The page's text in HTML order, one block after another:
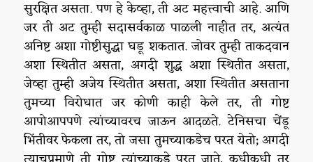
सुरक्षित असता. पण हे केव्हा, ती अट महत्त्वाची आहे. आणि
जर ती अट तुम्ही सदासर्वकाळ पाळली नाहीत तर, अत्यंत
अनिष्ट अशा गोष्टीसुद्धा घडू शकतात. जोवर तुम्ही ताकदवान
अशा स्थितीत असता, अगदी शुद्ध अशा स्थितीत असता,
जेव्हा तुम्ही अजेय स्थितीत असता, अशा स्थितीत असताना
तुमच्या विरोधात जर कोणी काही केले तर, ती गोष्ट
आपोआपपणे त्यांच्यावरच जाऊन आदळते. टेनिसचा चेंडू
भिंतीवर फेकला तर, तो जसा तुमच्याकडेच परत येतो; अगदी